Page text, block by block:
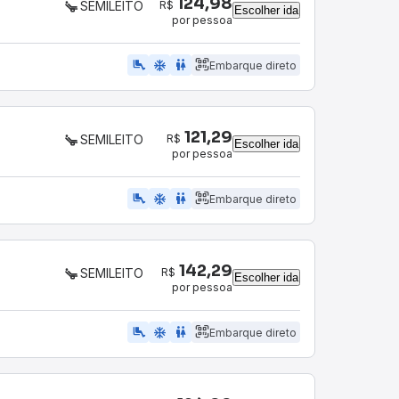
SEMILEITO R$
por pessoa
Escolher ida
airline_seat_legroom_extra ac_unit WC Embarque direto
SEMILEITO R$ 121,29
por pessoa
Escolher ida
airline_seat_legroom_extra ac_unit WC Embarque direto
SEMILEITO R$ 142,29
por pessoa
Escolher ida
airline_seat_legroom_extra ac_unit WC Embarque direto